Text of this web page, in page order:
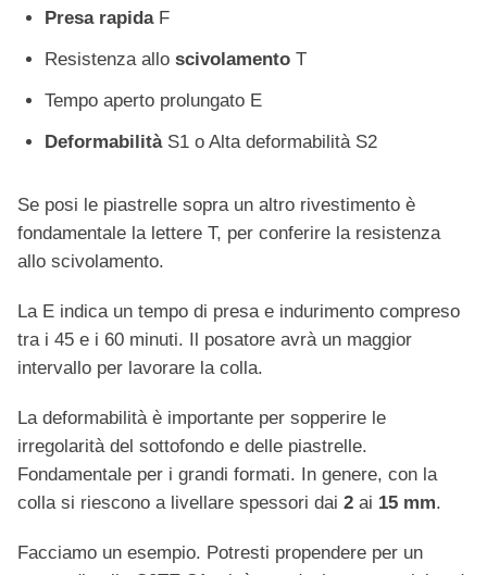
Presa rapidaF
Resistenza allo scivolamento T
Tempo aperto prolungato E
DeformabilitàS1 o Alta deformabilità S2
Se posi le piastrelle sopra un altro rivestimento è
fondamentale la lettere T, per conferire la resistenza
allo scivolamento.
La E indica un tempo di presa e indurimento compreso
tra i 45 e i 60 minuti. Il posatore avrà un maggior
intervallo per lavorare la colla.
La deformabilità è importante per sopperire le
irregolarità del sottofondo e delle piastrelle.
Fondamentale per i grandi formati. In genere, con la
colla si riescono a livellare spessori dai 2 ai 15 mm.
Facciamo un esempio. Potresti propendere per un